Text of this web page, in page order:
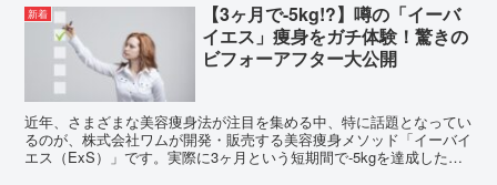
新着
【3ヶ月で-5kg!?】噂の「イーバ
イエス」痩身をガチ体験！驚きの
ビフォーアフター大公開
近年、さまざまな美容痩身法が注目を集める中、特に話題となってい
るのが、株式会社ワムが開発・販売する美容痩身メソッド「イーバイ
エス（ExS）」です。実際に3ヶ月という短期間で-5kgを達成したと